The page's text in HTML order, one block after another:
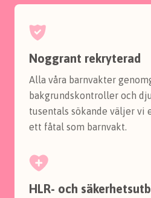
Noggrant rekryterad
Alla våra barnvakter
bakgrundskontroller och
tusentals sökande väljer vi
ett fåtal som barnvakt.
HLR- och